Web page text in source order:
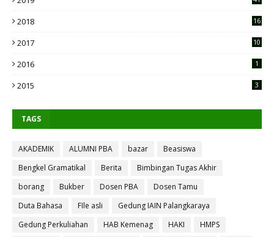
2018 16
2017 10
2016 1
2015 3
TAGS
AKADEMIK ALUMNI PBA bazar
Beasiswa
Bengkel Gramatikal
Berita
Bimbingan Tugas Akhir
borang
Bukber Dosen PBA
Dosen Tamu
Duta Bahasa
FIle asli
Gedung IAIN Palangkaraya
Gedung Perkuliahan
HAB Kemenag HAKI
HMPS